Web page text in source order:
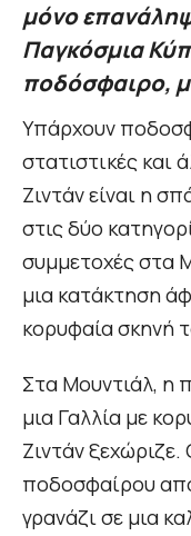
μόνο
Παγκόσμια
ποδόσφαιρο,
Υπάρχουν
στατιστικές και
Ζιντάν είναι η
στις δύο
συμμετοχές στα
μια κατάκτηση
κορυφαία σκηνή
Στα Μουντιάλ, η
μια Γαλλία με
Ζιντάν
ποδοσφαίρου
γρανάζι σε μια